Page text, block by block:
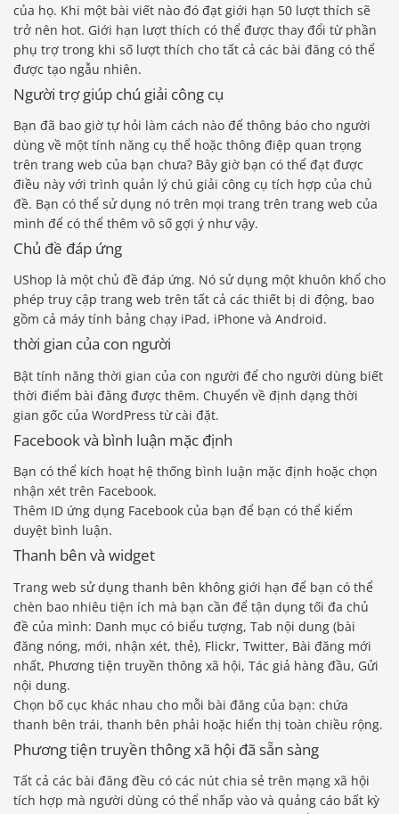
của họ. Khi một bài viết nào đó đạt giới hạn 50 lượt thích sẽ
trở nên hot. Giới hạn lượt thích có thể được thay đổi từ phần
phụ trợ trong khi số lượt thích cho tất cả các bài đăng có thể
được tạo ngẫu nhiên.
Người trợ giúp chú giải công cụ
Bạn đã bao giờ tự hỏi làm cách nào để thông báo cho người
dùng về một tính năng cụ thể hoặc thông điệp quan trọng
trên trang web của bạn chưa? Bây giờ bạn có thể đạt được
điều này với trình quản lý chú giải công cụ tích hợp của chủ
đề. Bạn có thể sử dụng nó trên mọi trang trên trang web của
mình để có thể thêm vô số gợi ý như vậy.
Chủ đề đáp ứng
UShop là một chủ đề đáp ứng. Nó sử dụng một khuôn khổ cho
phép truy cập trang web trên tất cả các thiết bị di động, bao
gồm cả máy tính bảng chạy iPad, iPhone và Android.
thời gian của con người
Bật tính năng thời gian của con người để cho người dùng biết
thời điểm bài đăng được thêm. Chuyển về định dạng thời
gian gốc của WordPress từ cài đặt.
Facebook và bình luận mặc định
Bạn có thể kích hoạt hệ thống bình luận mặc định hoặc chọn
nhận xét trên Facebook.
Thêm ID ứng dụng Facebook của bạn để bạn có thể kiểm
duyệt bình luận.
Thanh bên và widget
Trang web sử dụng thanh bên không giới hạn để bạn có thể
chèn bao nhiêu tiện ích mà bạn cần để tận dụng tối đa chủ
đề của mình: Danh mục có biểu tượng, Tab nội dung (bài
đăng nóng, mới, nhận xét, thẻ), Flickr, Twitter, Bài đăng mới
nhất, Phương tiện truyền thông xã hội, Tác giả hàng đầu, Gửi
nội dung.
Chọn bố cục khác nhau cho mỗi bài đăng của bạn: chứa
thanh bên trái, thanh bên phải hoặc hiển thị toàn chiều rộng.
Phương tiện truyền thông xã hội đã sẵn sàng
Tất cả các bài đăng đều có các nút chia sẻ trên mạng xã hội
tích hợp mà người dùng có thể nhấp vào và quảng cáo bất kỳ